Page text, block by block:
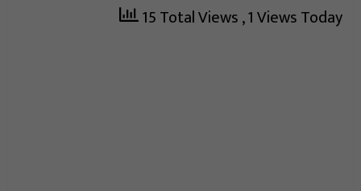
15 Total Views, 1 Views Today